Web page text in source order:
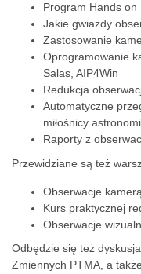
Program Hands on
Jakie gwiazdy
Zastosowanie
Oprogramowanie
Salas, AIP4Win
Redukcja
Automatyczne
miłośnicy
Raporty z
Przewidziane są też
Obserwacje
Kurs praktycznej
Obserwacje
Odbędzie się też
Zmiennych PTMA, a